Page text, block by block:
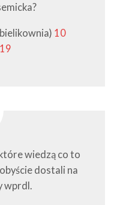
10
wiedzą co to
dostali na
wprdl.